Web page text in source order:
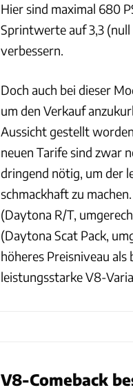
Hier sind maximal 680
Sprintwerte auf 3,3 (null
verbessern.
Doch auch bei dieser
um den Verkauf
Aussicht gestellt
neuen Tarife sind zwar
dringend nötig, um der
schmackhaft zu
(Daytona R/T,
(Daytona Scat Pack,
höheres Preisniveau
leistungsstarke V8-
V8-Comeback